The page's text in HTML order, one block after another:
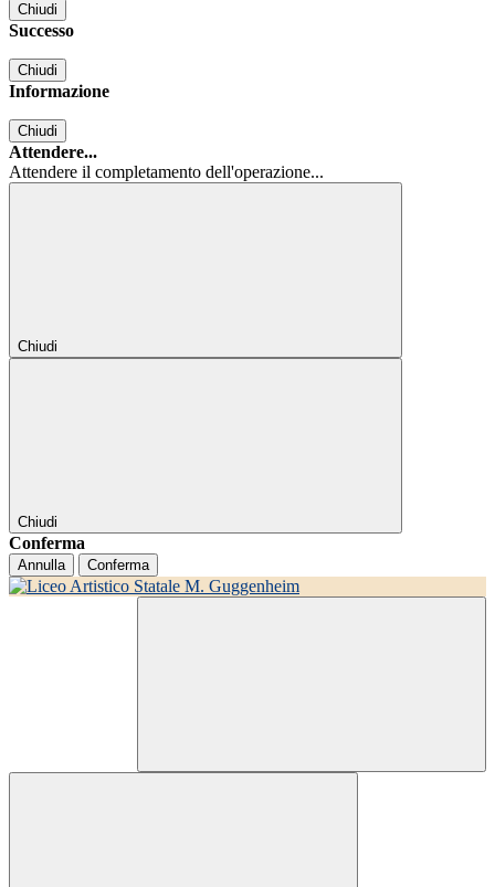
Chiudi
Successo
Chiudi
Informazione
Chiudi
Attendere...
Attendere il completamento dell'operazione...
Chiudi
Chiudi
Conferma
Annulla Conferma